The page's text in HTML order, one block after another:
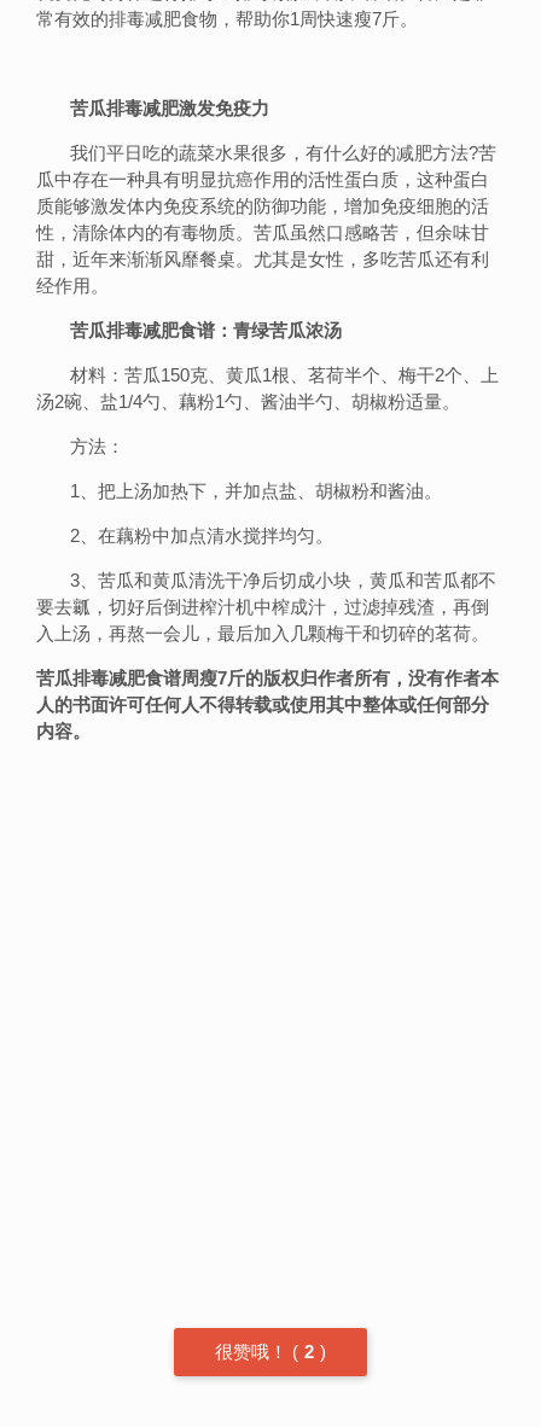
常有效的排毒减肥食物，帮助你1周快速瘦7斤。
苦瓜排毒减肥激发免疫力
我们平日吃的蔬菜水果很多，有什么好的减肥方法?苦
瓜中存在一种具有明显抗癌作用的活性蛋白质，这种蛋白
质能够激发体内免疫系统的防御功能，增加免疫细胞的活
性，清除体内的有毒物质。苦瓜虽然口感略苦，但余味甘
甜，近年来渐渐风靡餐桌。尤其是女性，多吃苦瓜还有利
经作用。
苦瓜排毒减肥食谱：青绿苦瓜浓汤
材料：苦瓜150克、黄瓜1根、茗荷半个、梅干2个、上
汤2碗、盐1/4勺、藕粉1勺、酱油半勺、胡椒粉适量。
方法：
1、把上汤加热下，并加点盐、胡椒粉和酱油。
2、在藕粉中加点清水搅拌均匀。
3、苦瓜和黄瓜清洗干净后切成小块，黄瓜和苦瓜都不
要去瓤，切好后倒进榨汁机中榨成汁，过滤掉残渣，再倒
入上汤，再熬一会儿，最后加入几颗梅干和切碎的茗荷。
苦瓜排毒减肥食谱周瘦7斤的版权归作者所有，没有作者本
人的书面许可任何人不得转载或使用其中整体或任何部分
内容。
很赞哦！ ( 2 )